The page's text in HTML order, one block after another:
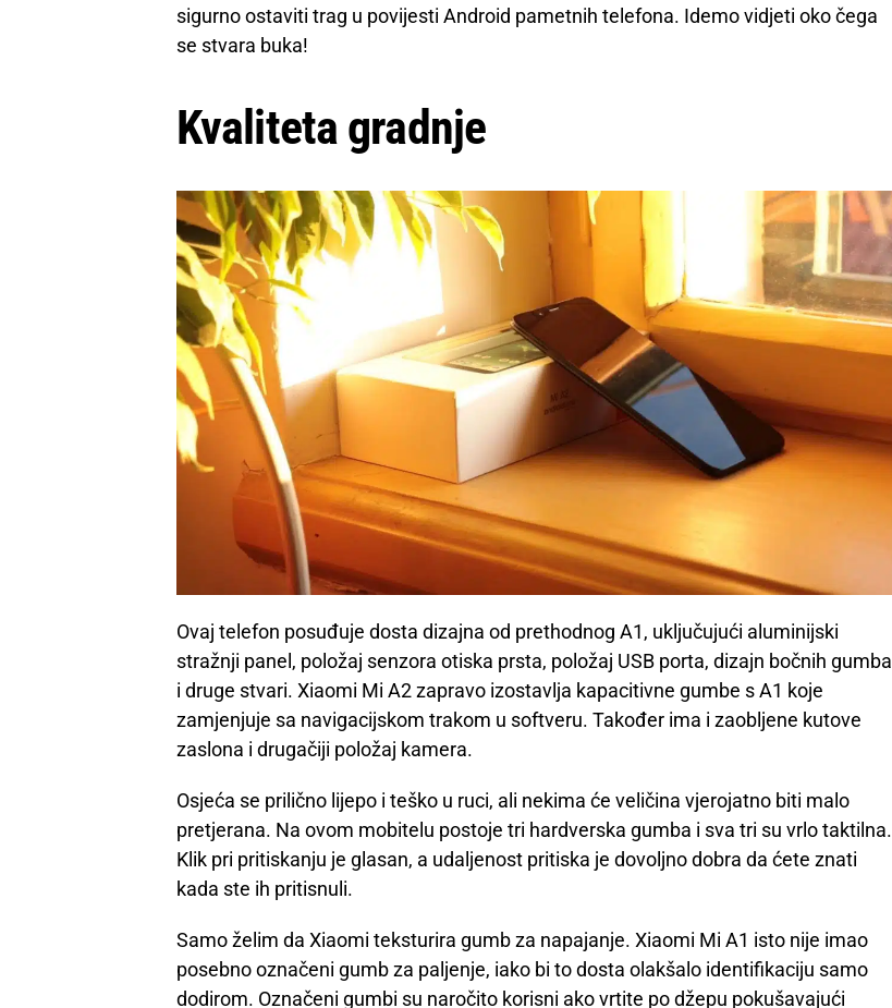
sigurno ostaviti trag u povijesti Android pametnih telefona. Idemo vidjeti oko čega
se stvara buka!
Kvaliteta gradnje
Ovaj telefon posuđuje dosta dizajna od prethodnog A1, uključujući aluminijski
stražnji panel, položaj senzora otiska prsta, položaj USB porta, dizajn bočnih gumba
i druge stvari. Xiaomi Mi A2 zapravo izostavlja kapacitivne gumbe s A1 koje
zamjenjuje sa navigacijskom trakom u softveru. Također ima i zaobljene kutove
zaslona i drugačiji položaj kamera.
Osjeća se prilično lijepo i teško u ruci, ali nekima će veličina vjerojatno biti malo
pretjerana. Na ovom mobitelu postoje tri hardverska gumba i sva tri su vrlo taktilna.
Klik pri pritiskanju je glasan, a udaljenost pritiska je dovoljno dobra da ćete znati
kada ste ih pritisnuli.
Samo želim da Xiaomi teksturira gumb za napajanje. Xiaomi Mi A1 isto nije imao
posebno označeni gumb za paljenje, iako bi to dosta olakšalo identifikaciju samo
dodirom. Označeni gumbi su naročito korisni ako vrtite po džepu pokušavajući